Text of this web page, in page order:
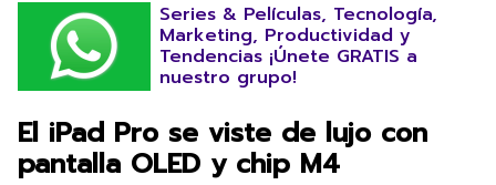
Series & Películas, Tecnología,
Marketing, Productividad y
Tendencias ¡Únete GRATIS a
nuestro grupo!
El iPad Pro se viste de lujo con
pantalla OLED y chip M4